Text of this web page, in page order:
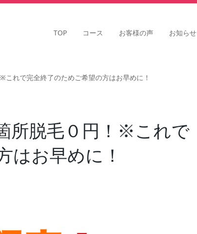
TOP コース お客様の声 お知らせ
れで完全終了のためご希望の方はお早めに！
所脱毛０円！※これで
はお早めに！